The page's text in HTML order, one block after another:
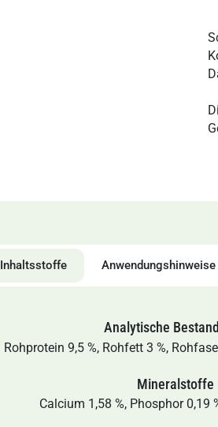
Inhaltsstoffe Anwendungshinweise
Analytische
Rohprotein 9,5 %, Rohfett 3 %,
Mineralstoffe
Calcium 1,58 %, Phosphor 0,19